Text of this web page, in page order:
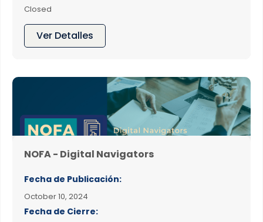
Closed
Ver Detalles
NOFA - Digital Navigators
Fecha de Publicación:
October 10, 2024
Fecha de Cierre: